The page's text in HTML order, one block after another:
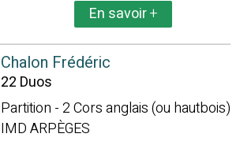
En savoir+
Chalon Frédéric
22 Duos
Partition - 2 Cors anglais (ou hautbois)
IMD ARPÈGES